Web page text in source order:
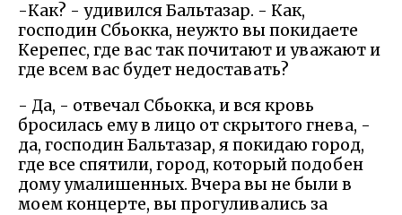
-Как? - удивился Бальтазар. - Как,
господин Сбьокка, неужто вы покидаете
Керепес, где вас так почитают и уважают и
где всем вас будет недоставать?
- Да, - отвечал Сбьокка, и вся кровь
бросилась ему в лицо от скрытого гнева, -
да, господин Бальтазар, я покидаю город,
где все спятили, город, который подобен
дому умалишенных. Вчера вы не были в
моем концерте, вы прогуливались за